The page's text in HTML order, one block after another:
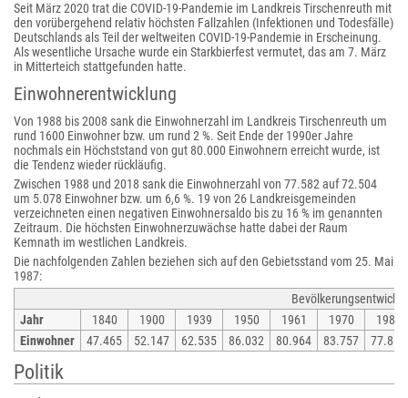
Seit März 2020 trat die COVID-19-Pandemie im Landkreis Tirschenreuth mit
den vorübergehend relativ höchsten Fallzahlen (Infektionen und Todesfälle)
Deutschlands als Teil der weltweiten COVID-19-Pandemie in Erscheinung.
Als wesentliche Ursache wurde ein Starkbierfest vermutet, das am 7. März
in Mitterteich stattgefunden hatte.
Einwohnerentwicklung
Von 1988 bis 2008 sank die Einwohnerzahl im Landkreis Tirschenreuth um
rund 1600 Einwohner bzw. um rund 2 %. Seit Ende der 1990er Jahre
nochmals ein Höchststand von gut 80.000 Einwohnern erreicht wurde, ist
die Tendenz wieder rückläufig.
Zwischen 1988 und 2018 sank die Einwohnerzahl von 77.582 auf 72.504
um 5.078 Einwohner bzw. um 6,6 %. 19 von 26 Landkreisgemeinden
verzeichneten einen negativen Einwohnersaldo bis zu 16 % im genannten
Zeitraum. Die höchsten Einwohnerzuwächse hatte dabei der Raum
Kemnath im westlichen Landkreis.
Die nachfolgenden Zahlen beziehen sich auf den Gebietsstand vom 25. Mai
1987:
Jahr
1840 1900 1939 1950 1961 1970
1987
Einwohner
47.465 52.147 62.535 86.032 80.964 83.757 77.865
Politik